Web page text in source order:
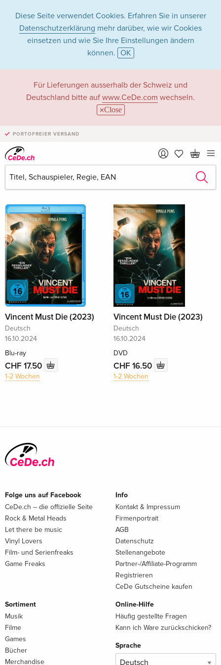
Diese Seite verwendet Cookies. Erfahren Sie in unserer
Datenschutzerklärung mehr darüber, wie wir Cookies
einsetzen und wie Sie Ihre Einstellungen ändern
können. OK
Für Lieferungen ausserhalb der Schweiz und
Deutschland bitte auf www.CeDe.com wechseln.
Close
PORTOFREIER VERSAND
Karim Leklou in
Filme - Alle Formate
Karim Leklou als Schauspieler/in
Alle 53 Treffer anzeigen
Vincent Must Die (2023)
Deutsch
16.10.2024
Blu-ray
CHF 17.50
1-2 Wochen
Vincent Must Die (2023)
Deutsch
16.10.2024
DVD
CHF 16.50
1-2 Wochen
Folge uns auf Facebook
CeDe.ch – die offizielle Seite
Rock & Metal Heads
Let there be music
Vinyl Lovers
Film- und Serienfreaks
Game Freaks
Info
Kontakt & Impressum
Firmenportrait
AGB
Datenschutz
Stellenangebote
Partner-/Affiliate-Programm
Registrieren
CeDe Gutscheine kaufen
Sortiment
Musik
Filme
Games
Bücher
Merchandise
Online-Hilfe
Häufig gestellte Fragen
Kann ich Ware zurückschicken?
Sprache